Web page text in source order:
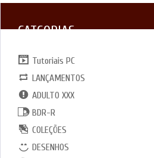
CATGORIAS
Tutoriais PC
LANÇAMENTOS
ADULTO XXX
BDR-R
COLEÇÕES
DESENHOS